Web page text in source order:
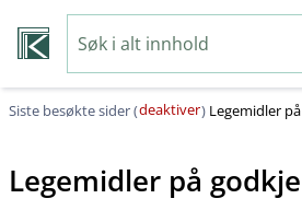
Siste besøkte sider (deaktiver) Legemidler
Legemidler på